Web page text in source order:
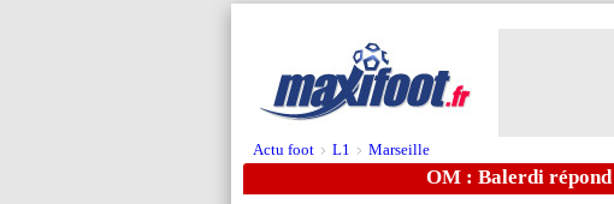
Actu foot > L1 > Marseille
OM : Balerdi